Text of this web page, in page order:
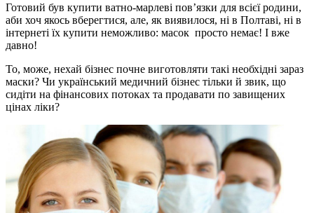
Готовий був купити ватно-марлеві пов’язки для всієї родини,
аби хоч якось вберегтися, але, як виявилося, ні в Полтаві, ні в
інтернеті їх купити неможливо: масок просто немає! І вже
давно!
То, може, нехай бізнес почне виготовляти такі необхідні зараз
маски? Чи український медичний бізнес тільки й звик, що
сидіти на фінансових потоках та продавати по завищених
цінах ліки?